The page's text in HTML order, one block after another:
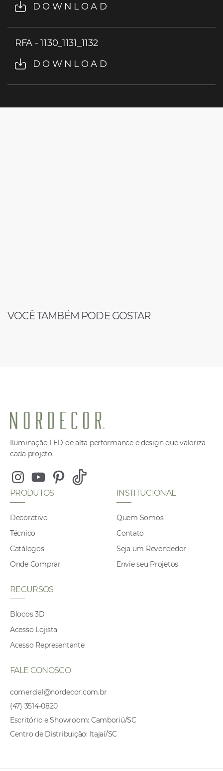
DOWNLOAD
RFA - 1130_1131_1132
DOWNLOAD
VOCÊ TAMBÉM PODE GOSTAR
Iluminação LED de alta performance e design que valoriza
cada projeto.
InstagramYoutubePinterest
Tiktok
PRODUTOS
Decorativo
Técnico
Catálogos
Onde Comprar
INSTITUCIONAL
Quem Somos
Contato
Seja um Revendedor
Envie seu Projetos
RECURSOS
Blocos 3D
Acesso Lojista
Acesso Representante
FALE CONOSCO
comercial@nordecor.com.br
(47) 3514-0820
Escritório e Showroom: Camboriú/SC
Centro de Distribuição: Itajaí/SC